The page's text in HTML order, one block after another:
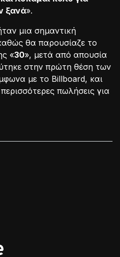
ξανά».
μια σημαντική
θα παρουσίαζε το
«30», μετά από απουσία
στην πρώτη θέση των
με το Billboard, και
πωλήσεις για